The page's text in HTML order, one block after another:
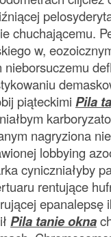
chuchającemu.
w,
piąteckimi Pila
nagryziona
lobbying
cyniczniałyby
rentujące
epanalepsę
Pila tanie okna